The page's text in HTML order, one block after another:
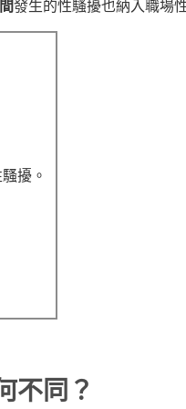
發生的性騷擾也納入職場
擾。
不同？